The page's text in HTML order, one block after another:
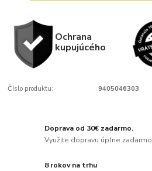
Ochrana
kupujúcého
Číslo produktu: 9405046303
Doprava od 30€ zadarmo.
Využite dopravu úplne zadarmo
8 rokov na trhu